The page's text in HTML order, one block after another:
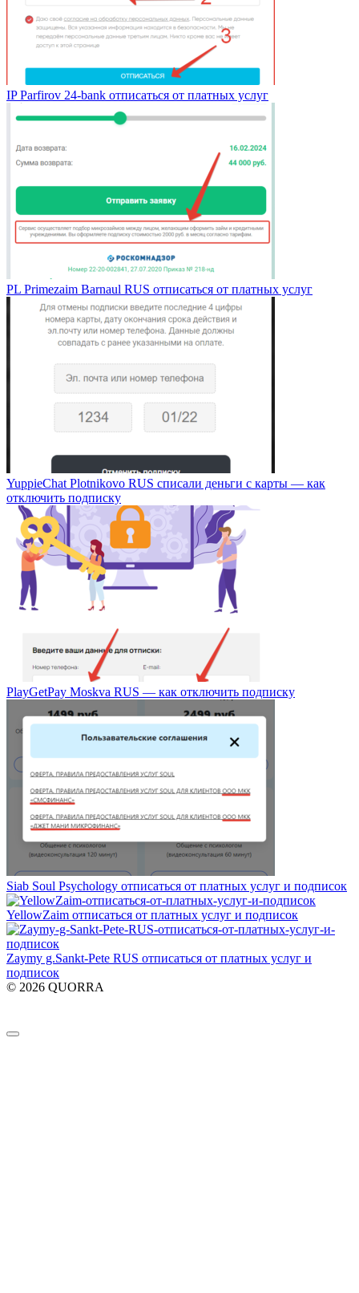
IP Parfirov 24-bank отписаться от платных услуг
PL Primezaim Barnaul RUS отписаться от платных услуг
YuppieChat Plotnikovo RUS списали деньги с карты — как
отключить подписку
PlayGetPay Moskva RUS — как отключить подписку
Siab Soul Psychology отписаться от платных услуг и подписок
YellowZaim отписаться от платных услуг и подписок
Zaymy g.Sankt-Pete RUS отписаться от платных услуг и
подписок
© 2026 QUORRA